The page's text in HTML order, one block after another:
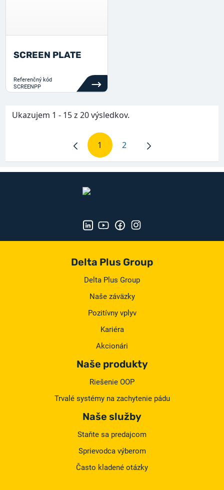
SCREEN PLATE
Referenčný kód
SCREENPP
Ukazujem 1 - 15 z 20 výsledkov.
Stránka
1 Stránka
2
Delta Plus Group
Delta Plus Group
Naše záväzky
Pozitívny vplyv
Kariéra
Akcionári
Naše produkty
Riešenie OOP
Trvalé systémy na zachytenie pádu
Naše služby
Staňte sa predajcom
Sprievodca výberom
Často kladené otázky